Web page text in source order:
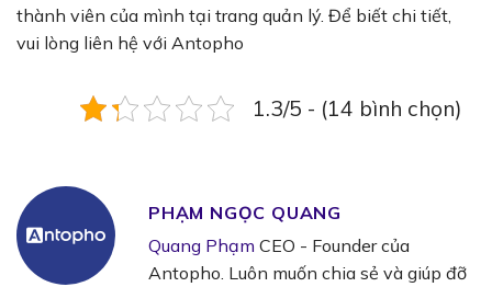
thành viên của mình tại trang quản lý. Để biết chi tiết,
vui lòng liên hệ với Antopho
1.3/5 - (14 bình chọn)
PHẠM NGỌC QUANG
Quang Phạm CEO - Founder của
Antopho. Luôn muốn chia sẻ và giúp đỡ